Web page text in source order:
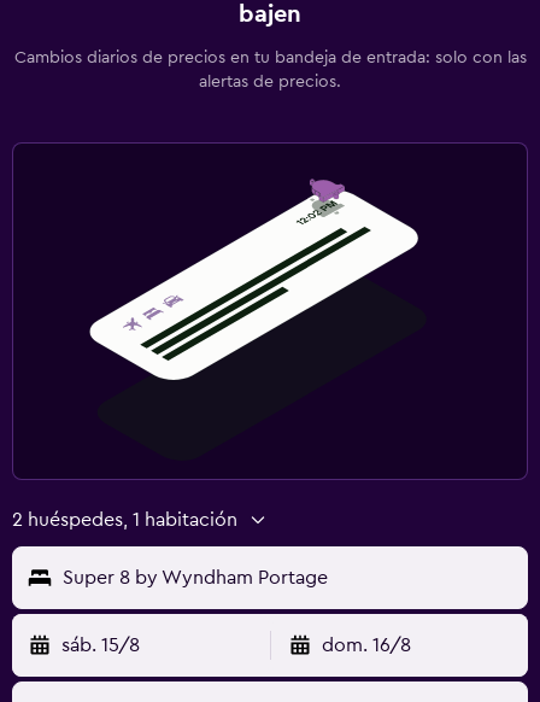
bajen
Cambios diarios de precios en tu bandeja de entrada: solo con las
alertas de precios.
2 huéspedes, 1 habitación
Super 8 by Wyndham Portage
sáb. 15/8 dom. 16/8